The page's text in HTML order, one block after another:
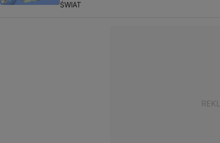
ŚWIAT